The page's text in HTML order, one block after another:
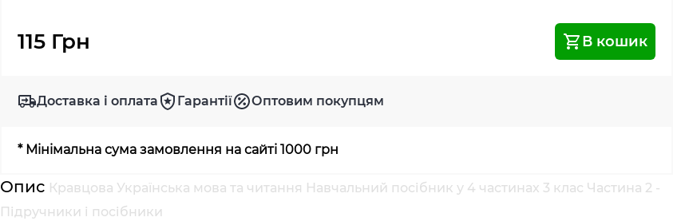
115 Грн В кошик
Доставка і оплата Гарантії Оптовим покупцям
* Мінімальна сума замовлення на сайті 1000 грн
Опис Кравцова Українська мова та читання Навчальний посібник у 4 частинах 3 клас Частина 2 -
Підручники і посібники